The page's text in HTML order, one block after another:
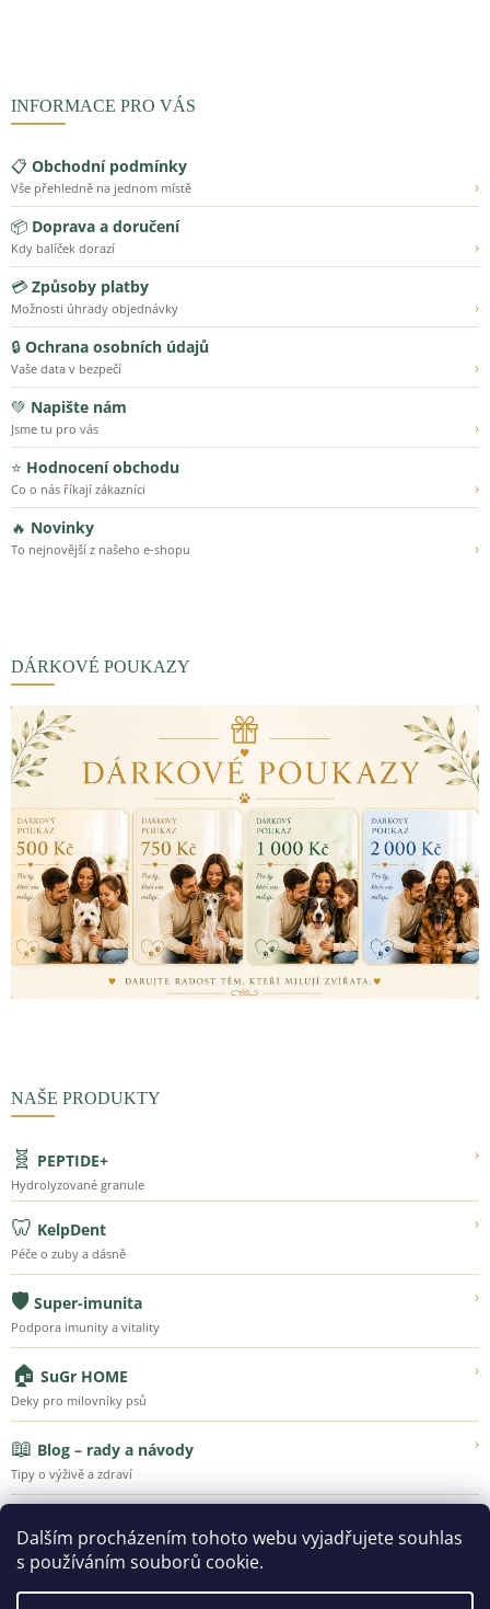
Dalším procházením tohoto webu vyjadřujete souhlas
s používáním souborů cookie.
INFORMACE PRO VÁS
📋 Obchodní podmínky
Vše přehledně na jednom místě
›
📦 Doprava a doručení
Kdy balíček dorazí
›
💳 Způsoby platby
Možnosti úhrady objednávky
›
🔒 Ochrana osobních údajů
Vaše data v bezpečí
›
💚 Napište nám
Jsme tu pro vás
›
⭐ Hodnocení obchodu
Co o nás říkají zákazníci
›
🔥 Novinky
To nejnovější z našeho e-shopu ›
DÁRKOVÉ POUKAZY
NAŠE PRODUKTY
🧬 PEPTIDE+ ›
Hydrolyzované granule
🦷 KelpDent ›
Péče o zuby a dásně
🛡️ Super-imunita ›
Podpora imunity a vitality
🏠 SuGr HOME ›
Deky pro milovníky psů
📖 Blog – rady a návody ›
Tipy o výživě a zdraví
Poznejte Super-Granule